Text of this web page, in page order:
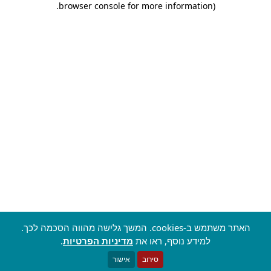
browser console for more information)
.
האתר משתמש ב-cookies. המשך גלישה מהווה הסכמה לכך.
למידע נוסף, ראו את מדיניות הפרטיות.
סירוב אישור